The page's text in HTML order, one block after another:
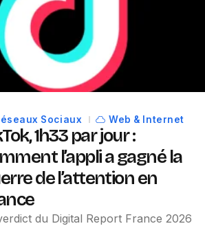
Sociaux Web & Internet
1h33 par jour :
l’appli a gagné la
de l’attention en
du Digital Report France 2026